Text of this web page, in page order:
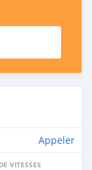
Appeler
VITESSES